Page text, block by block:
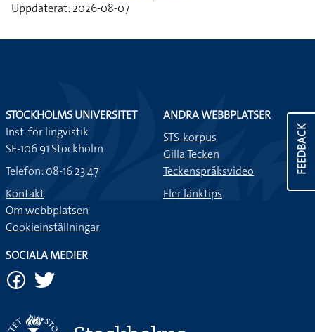
Uppdaterat: 2026-08-07
FEEDBACK
STOCKHOLMS UNIVERSITET
Inst. för lingvistik
SE-106 91 Stockholm
Telefon: 08-16 23 47
Kontakt
Om webbplatsen
Cookieinställningar
ANDRA WEBBPLATSER
STS-korpus
Gilla Tecken
Teckenspråksvideo
Fler länktips
SOCIALA MEDIER